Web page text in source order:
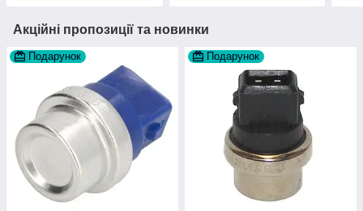
Акційні пропозиції та новинки
Подарунок Подарунок